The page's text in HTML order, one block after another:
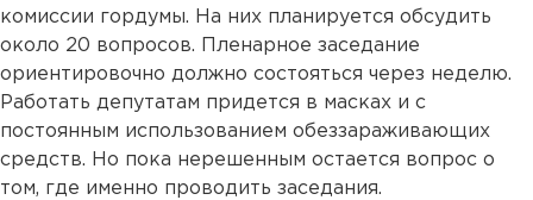
комиссии гордумы. На них планируется обсудить
около 20 вопросов. Пленарное заседание
ориентировочно должно состояться через неделю.
Работать депутатам придется в масках и с
постоянным использованием обеззараживающих
средств. Но пока нерешенным остается вопрос о
том, где именно проводить заседания.